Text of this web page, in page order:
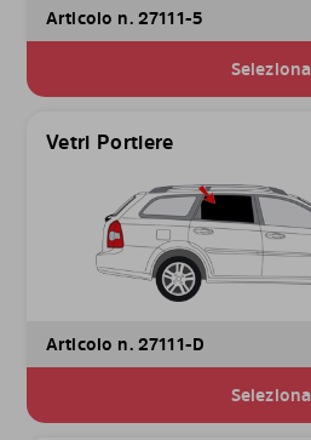
Articolo n. 27111-5
Seleziona
Vetri Portiere
Articolo n. 27111-D
Seleziona